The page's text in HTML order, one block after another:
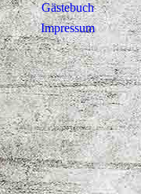
Gästebuch
Impressum